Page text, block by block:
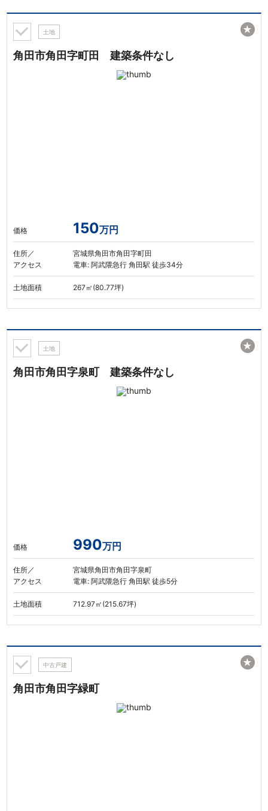
土地
角田市角田字町田 建築条件なし
価格 150万円
住所／
アクセス
宮城県角田市角田字町田
電車: 阿武隈急行 角田駅 徒歩34分
土地面積 267㎡(80.77坪)
★
土地
角田市角田字泉町 建築条件なし
価格 990万円
住所／
アクセス
宮城県角田市角田字泉町
電車: 阿武隈急行 角田駅 徒歩5分
土地面積 712.97㎡(215.67坪)
★
中古戸建
角田市角田字緑町
★